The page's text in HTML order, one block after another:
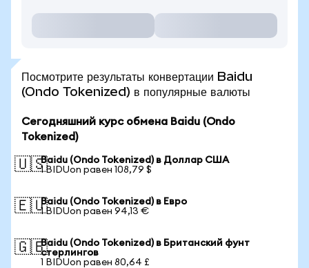
Посмотрите результаты конвертации Baidu
(Ondo Tokenized) в популярные валюты
Сегодняшний курс обмена Baidu (Ondo
Tokenized)
🇺🇸Baidu (Ondo Tokenized) в Доллар США
1 BIDUon равен 108,79 $
🇪🇺Baidu (Ondo Tokenized) в Евро
1 BIDUon равен 94,13 €
🇬🇧Baidu (Ondo Tokenized) в Британский фунт
стерлингов
1 BIDUon равен 80,64 £